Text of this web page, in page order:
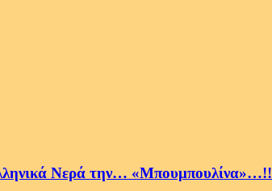
Νερά την… «Μπουμπουλίνα»…!!